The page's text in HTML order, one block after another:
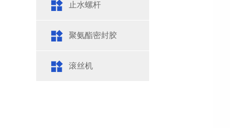
止水螺杆
聚氨酯密封胶
滚丝机